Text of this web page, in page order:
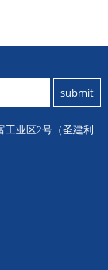
工业区2号（圣建利